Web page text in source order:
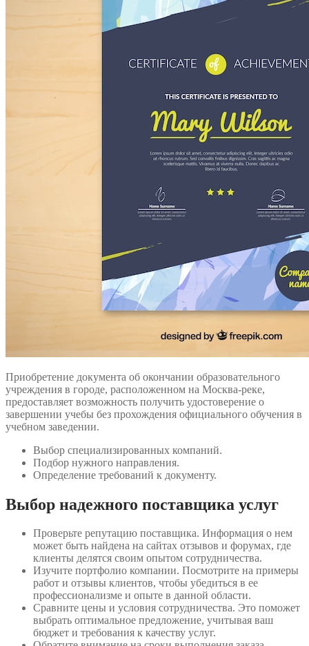
Приобретение документа об окончании образовательного
учреждения в городе, расположенном на Москва-реке,
предоставляет возможность получить удостоверение о
завершении учебы без прохождения официального обучения в
учебном заведении.
Выбор специализированных компаний.
Подбор нужного направления.
Определение требований к документу.
Выбор надежного поставщика услуг
Проверьте репутацию поставщика. Информация о нем
может быть найдена на сайтах отзывов и форумах, где
клиенты делятся своим опытом сотрудничества.
Изучите портфолио компании. Посмотрите на примеры
работ и отзывы клиентов, чтобы убедиться в ее
профессионализме и опыте в данной области.
Сравните цены и условия сотрудничества. Это поможет
выбрать оптимальное предложение, учитывая ваш
бюджет и требования к качеству услуг.